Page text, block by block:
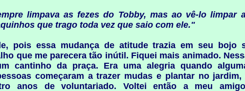
limpava as fezes do Tobby, mas ao vê-lo limpar
que trago toda vez que saio com ele."
pois essa mudança de atitude trazia em seu bojo
que me parecera tão inútil. Fiquei mais animado.
cantinho da praça. Era uma alegria quando
começaram a trazer mudas e plantar no
anos de voluntariado. Voltei então a meu